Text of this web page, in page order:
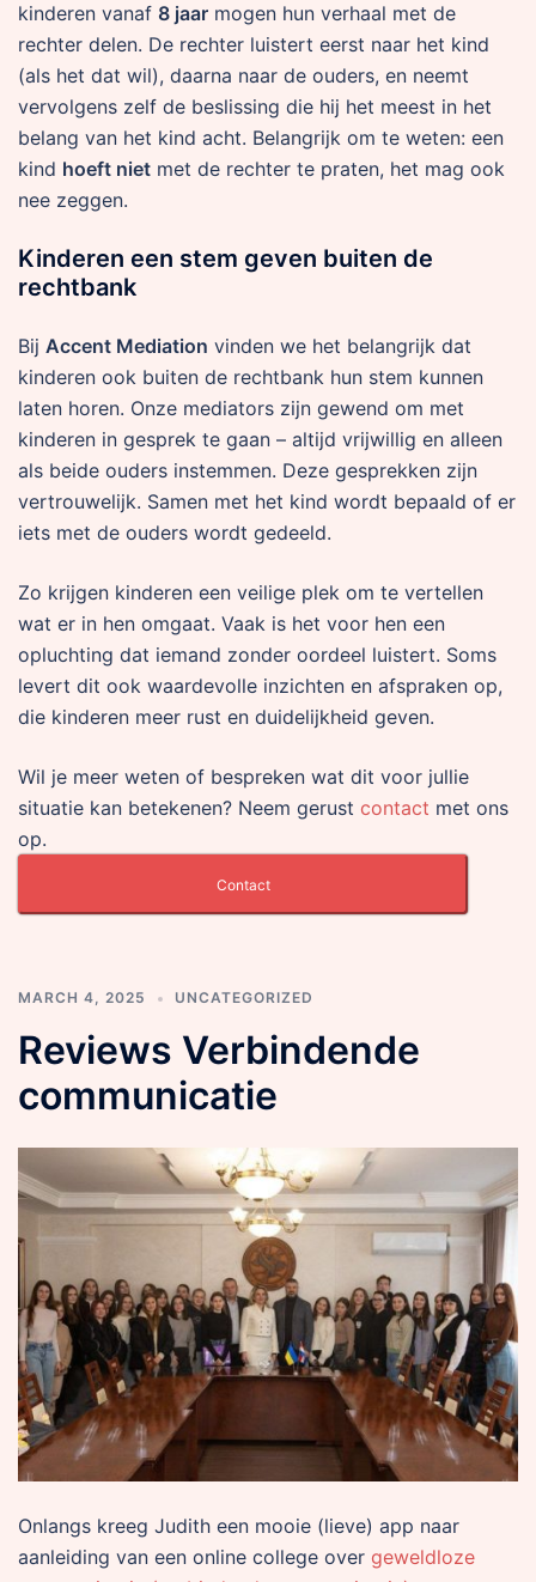
kinderen vanaf 8 jaar mogen hun verhaal met de
rechter delen. De rechter luistert eerst naar het kind
(als het dat wil), daarna naar de ouders, en neemt
vervolgens zelf de beslissing die hij het meest in het
belang van het kind acht. Belangrijk om te weten: een
kind hoeft niet met de rechter te praten, het mag ook
nee zeggen.
Kinderen een stem geven buiten de
rechtbank
Bij Accent Mediation vinden we het belangrijk dat
kinderen ook buiten de rechtbank hun stem kunnen
laten horen. Onze mediators zijn gewend om met
kinderen in gesprek te gaan – altijd vrijwillig en alleen
als beide ouders instemmen. Deze gesprekken zijn
vertrouwelijk. Samen met het kind wordt bepaald of er
iets met de ouders wordt gedeeld.
Zo krijgen kinderen een veilige plek om te vertellen
wat er in hen omgaat. Vaak is het voor hen een
opluchting dat iemand zonder oordeel luistert. Soms
levert dit ook waardevolle inzichten en afspraken op,
die kinderen meer rust en duidelijkheid geven.
Wil je meer weten of bespreken wat dit voor jullie
situatie kan betekenen? Neem gerust contact met ons
op.
Contact
MARCH 4, 2025 UNCATEGORIZED
Reviews Verbindende
communicatie
Onlangs kreeg Judith een mooie (lieve) app naar
aanleiding van een online college over geweldloze